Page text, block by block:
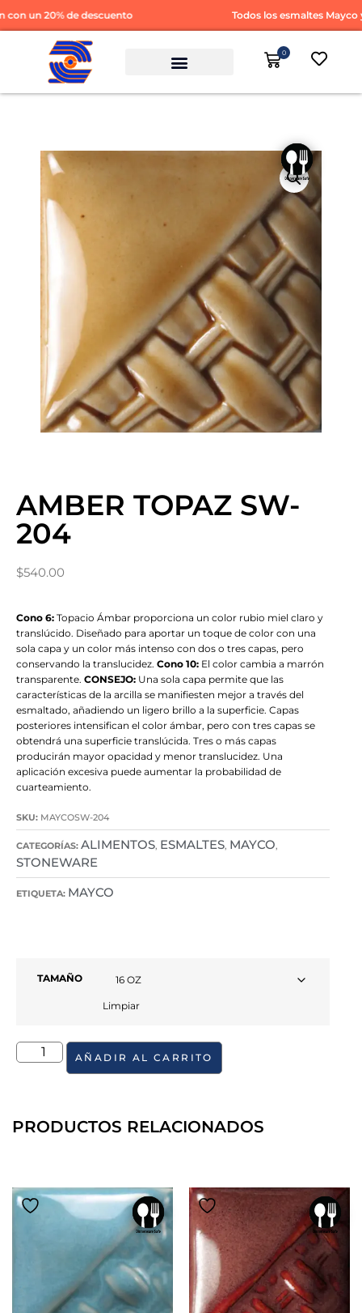
un 20% de descuento Todos los esmaltes Mayco y
0
AMBER TOPAZ SW-
204
$540.00
Cono 6: Topacio Ámbar proporciona un color rubio miel claro y
translúcido. Diseñado para aportar un toque de color con una
sola capa y un color más intenso con dos o tres capas, pero
conservando la translucidez. Cono 10: El color cambia a marrón
transparente. CONSEJO: Una sola capa permite que las
características de la arcilla se manifiesten mejor a través del
esmaltado, añadiendo un ligero brillo a la superficie. Capas
posteriores intensifican el color ámbar, pero con tres capas se
obtendrá una superficie translúcida. Tres o más capas
producirán mayor opacidad y menor translucidez. Una
aplicación excesiva puede aumentar la probabilidad de
cuarteamiento.
SKU: MAYCOSW-204
CATEGORÍAS: ALIMENTOS, ESMALTES, MAYCO,
STONEWARE
ETIQUETA: MAYCO
TAMAÑO
Limpiar
AÑADIR AL CARRITO
PRODUCTOS RELACIONADOS